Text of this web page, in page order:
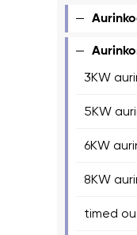
3KW
5KW
6KW
8KW
timed